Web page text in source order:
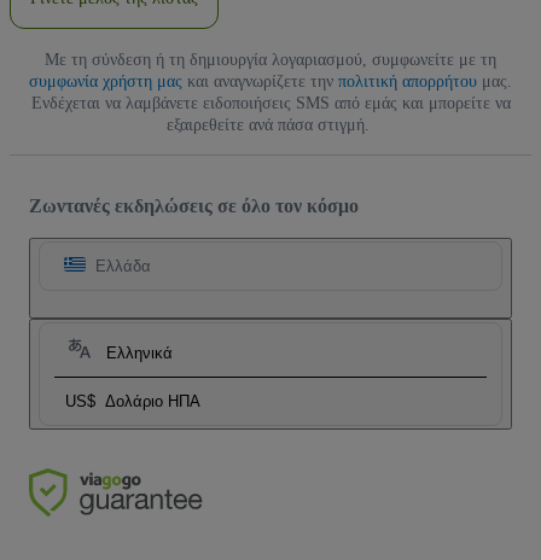
Με τη σύνδεση ή τη δημιουργία λογαριασμού, συμφωνείτε με τη
συμφωνία χρήστη μας και αναγνωρίζετε την πολιτική απορρήτου μας.
Ενδέχεται να λαμβάνετε ειδοποιήσεις SMS από εμάς και μπορείτε να
εξαιρεθείτε ανά πάσα στιγμή.
Ζωντανές εκδηλώσεις σε όλο τον κόσμο
Ελλάδα
Ελληνικά
US$ Δολάριο ΗΠΑ